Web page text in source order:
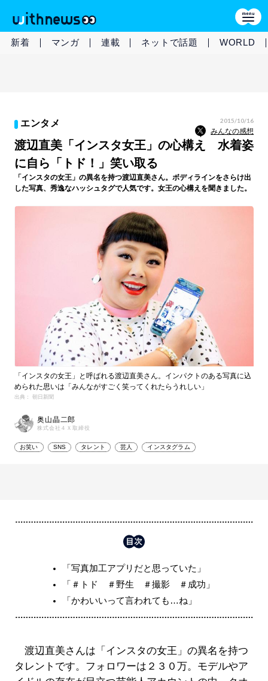
新着 マンガ 連載 ネットで話題 WORLD
エンタメ 2015/10/16
みんなの感想
渡辺直美「インスタ女王」の心構え 水着姿
に自ら「トド！」笑い取る
「インスタの女王」の異名を持つ渡辺直美さん。ボディラインをさらけ出
した写真、秀逸なハッシュタグで人気です。女王の心構えを聞きました。
「インスタの女王」と呼ばれる渡辺直美さん。インパクトのある写真に込
められた思いは「みんながすごく笑ってくれたらうれしい」
出典： 朝日新聞
奥山晶二郎
株式会社４Ｘ取締役
お笑い SNS タレント 芸人 インスタグラム
「写真加工アプリだと思っていた」
「＃トド ＃野生 ＃撮影 ＃成功」
「かわいいって言われても…ね」
渡辺直美さんは「インスタの女王」の異名を持つ
タレントです。フォロワーは２３０万。モデルやア